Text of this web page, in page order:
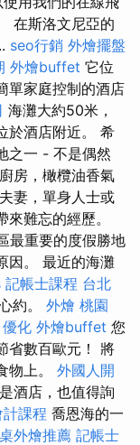
在斯洛文尼亞的
seo行銷 外燴擺盤
外燴buffet 它位
單家庭控制的酒店
海灘大約50米，
於酒店附近。 希
之一 - 不是偶然
房，橄欖油香氣
妻，單身人士或
難忘的經歷。
最重要的度假勝地
因。 最近的海灘
記帳士課程 台北
約。 外燴 桃園
優化 外燴buffet 您
省數百歐元！ 將
物上。 外國人開
酒店，也值得詢
課程 喬恩海的一
外燴推薦 記帳士